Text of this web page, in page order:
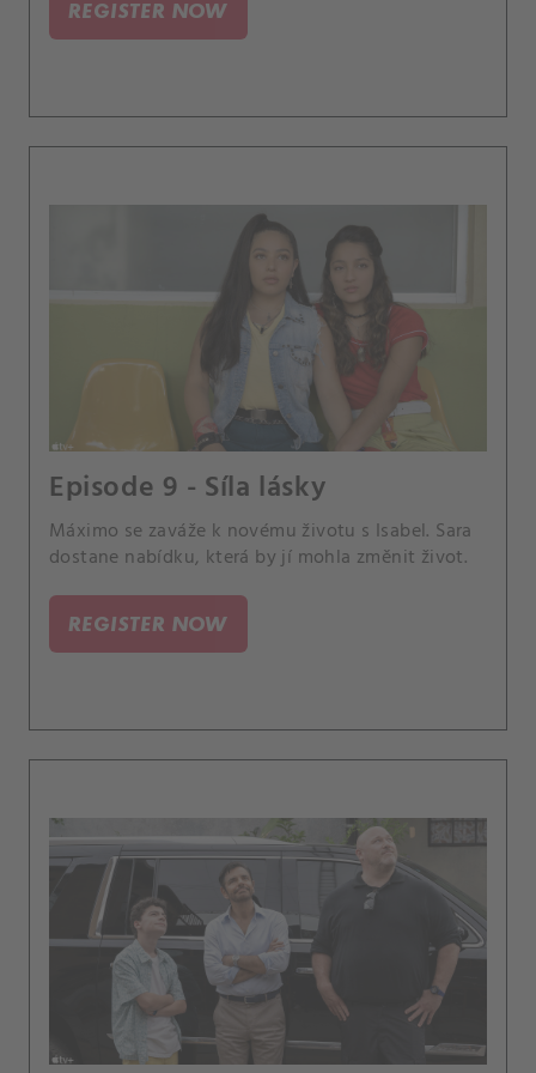
REGISTER NOW
Episode 9 - Síla lásky
Máximo se zaváže k novému životu s Isabel. Sara
dostane nabídku, která by jí mohla změnit život.
REGISTER NOW